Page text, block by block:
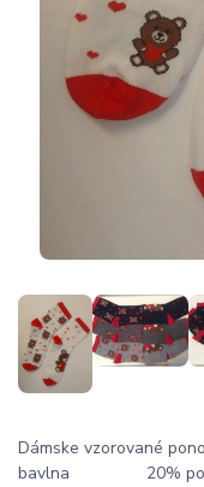
Dámske vzorované
bavlna 20%